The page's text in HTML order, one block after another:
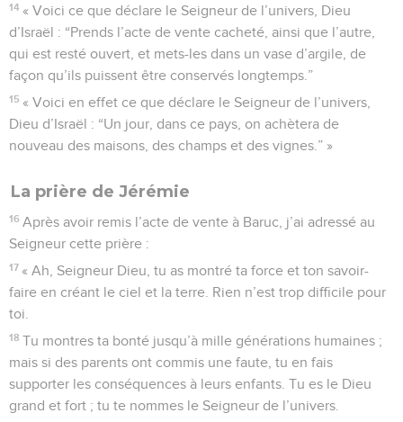
14 « Voici ce que déclare le Seigneur de l’univers, Dieu
d’Israël : “Prends l’acte de vente cacheté, ainsi que l’autre,
qui est resté ouvert, et mets-les dans un vase d’argile, de
façon qu’ils puissent être conservés longtemps.”
15 « Voici en effet ce que déclare le Seigneur de l’univers,
Dieu d’Israël : “Un jour, dans ce pays, on achètera de
nouveau des maisons, des champs et des vignes.” »
La prière de Jérémie
16 Après avoir remis l’acte de vente à Baruc, j’ai adressé au
Seigneur cette prière :
17 « Ah, Seigneur Dieu, tu as montré ta force et ton savoir-
faire en créant le ciel et la terre. Rien n’est trop difficile pour
toi.
18 Tu montres ta bonté jusqu’à mille générations humaines ;
mais si des parents ont commis une faute, tu en fais
supporter les conséquences à leurs enfants. Tu es le Dieu
grand et fort ; tu te nommes le Seigneur de l’univers.